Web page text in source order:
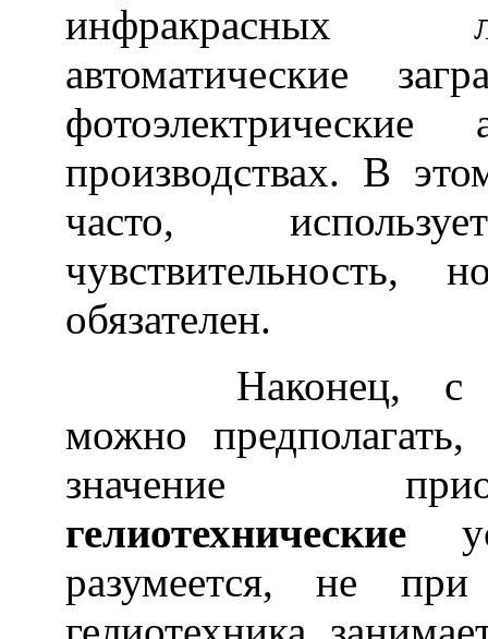
инфракрасных
автоматические
производствах. В
часто,
обязателен.
Наконец, с
можно
значение
гелиотехнические
разумеется, не